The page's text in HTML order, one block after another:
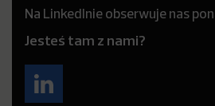
Na LinkedInie obserwuje nas
Jesteś tam z nami?